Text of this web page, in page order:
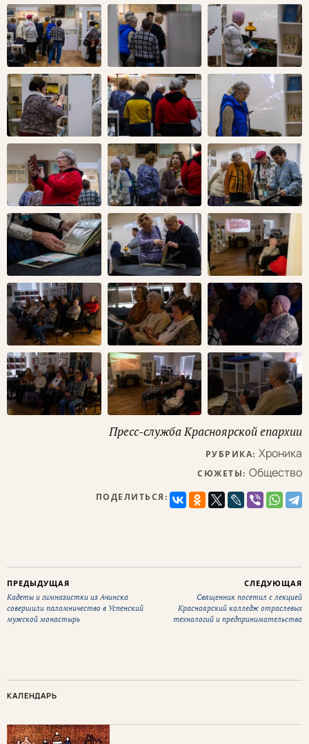
Пресс-служба Красноярской епархии
РУБРИКА: Хроника
СЮЖЕТЫ: Общество
ПОДЕЛИТЬСЯ:
ПРЕДЫДУЩАЯ
Кадеты и гимназистки из Ачинска
совершили паломничество в Успенский
мужской монастырь
СЛЕДУЮЩАЯ
Священник посетил с лекцией
Красноярский колледж отраслевых
технологий и предпринимательства
КАЛЕНДАРЬ